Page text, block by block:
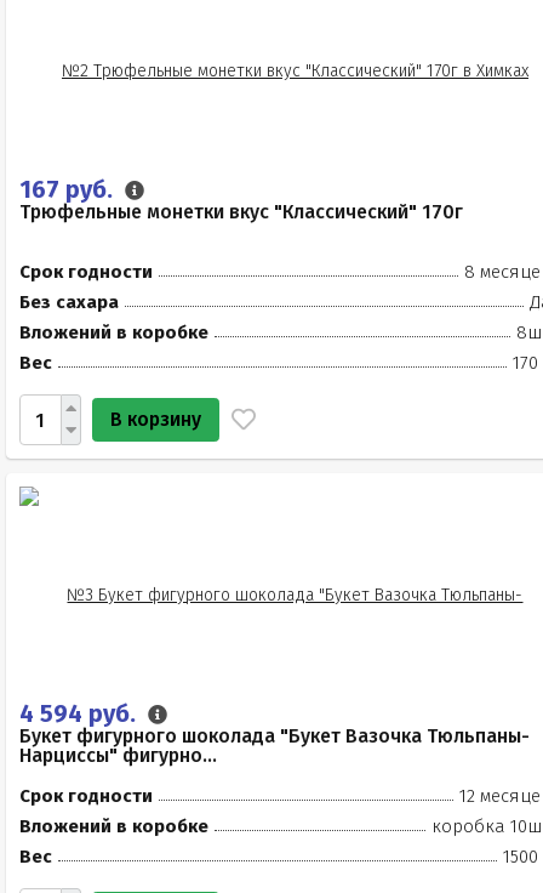
167 руб.
Трюфельные монетки вкус "Классический" 170г
Срок годности
8
Без сахара
Вложений в коробке
Вес
170
В корзину
4 594 руб.
Букет фигурного шоколада "Букет Вазочка Тюльпаны-
Нарциссы" фигурно...
Срок годности
12
Вложений в коробке
коробка
Вес
1500